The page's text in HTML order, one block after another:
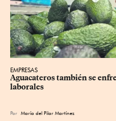
EMPRESAS
Aguacateros también se
laborales
Por María del Pilar Martínez